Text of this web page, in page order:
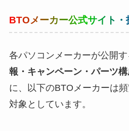
BTOメーカー公式サイト・
各パソコンメーカーが公開す
報・キャンペーン・パーツ
に、以下のBTOメーカーは
対象としています。